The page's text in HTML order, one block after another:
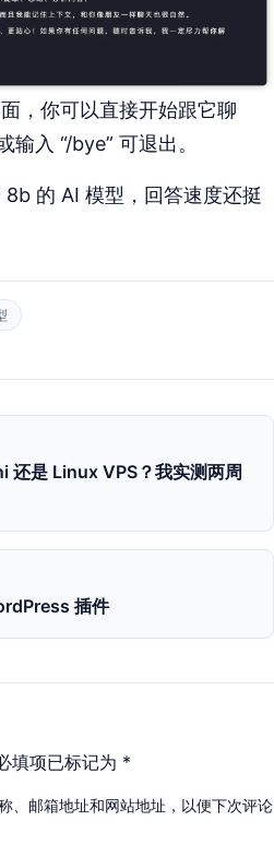
，你可以直接开始跟它聊
输入 “/bye” 可退出。
的 AI 模型，回答速度还挺
还是 Linux VPS？我实测两周
插件
填项已标记为 *
、邮箱地址和网站地址，以便下次评论